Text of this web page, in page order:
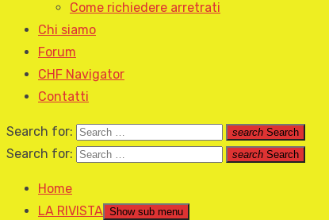
Come richiedere arretrati
Chi siamo
Forum
CHF Navigator
Contatti
Search for: search Search
Search for: search Search
Home
LA RIVISTA Show sub menu